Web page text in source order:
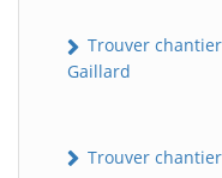
Trouver
Gaillard
Trouver